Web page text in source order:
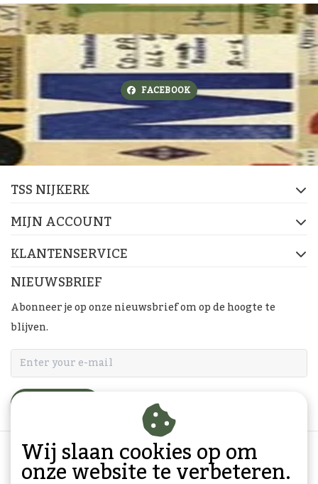
FACEBOOK
TSS NIJKERK
MIJN ACCOUNT
KLANTENSERVICE
NIEUWSBRIEF
Abonneer je op onze nieuwsbrief om op de hoogte te
blijven.
Wij slaan cookies op om
onze website te verbeteren.